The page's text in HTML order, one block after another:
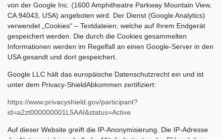
von der Google Inc. (1600 Amphitheatre Parkway Mountain View,
CA 94043, USA) angeboten wird. Der Dienst (Google Analytics)
verwendet „Cookies“ – Textdateien, welche auf Ihrem Endgerät
gespeichert werden. Die durch die Cookies gesammelten
Informationen werden im Regelfall an einen Google-Server in den
USA gesandt und dort gespeichert.
Google LLC hält das europäische Datenschutzrecht ein und ist
unter dem Privacy-ShieldAbkommen zertifiziert:
https://www.privacyshield.gov/participant?
id=a2zt000000001L5AAI&status=Active
Auf dieser Website greift die IP-Anonymisierung. Die IP-Adresse